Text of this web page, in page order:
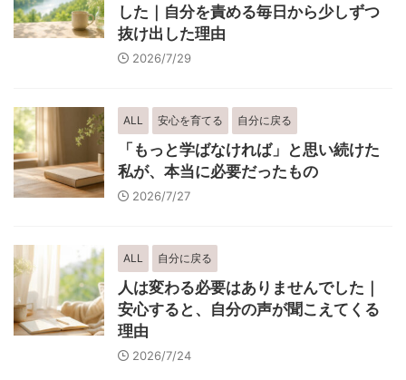
した｜自分を責める毎日から少しずつ
抜け出した理由
2026/7/29
ALL 安心を育てる 自分に戻る
「もっと学ばなければ」と思い続けた
私が、本当に必要だったもの
2026/7/27
ALL 自分に戻る
人は変わる必要はありませんでした｜
安心すると、自分の声が聞こえてくる
理由
2026/7/24